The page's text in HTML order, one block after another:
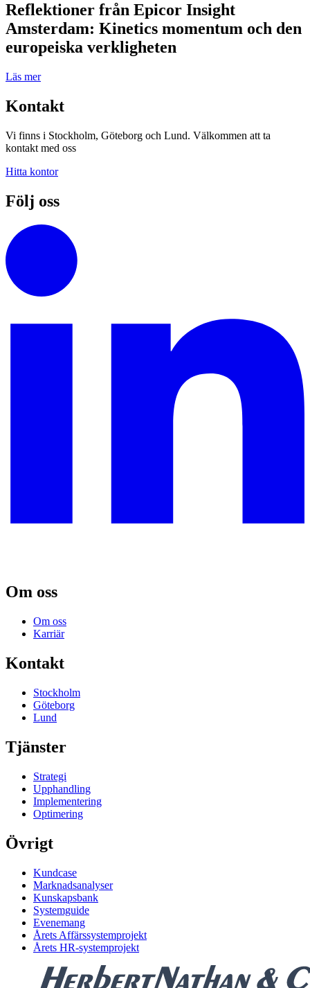
Reflektioner från Epicor Insight
Amsterdam: Kinetics momentum och den
europeiska verkligheten
Läs mer
Kontakt
Vi finns i Stockholm, Göteborg och Lund. Välkommen att ta
kontakt med oss
Hitta kontor
Följ oss
Om oss
Om oss
Karriär
Kontakt
Stockholm
Göteborg
Lund
Tjänster
Strategi
Upphandling
Implementering
Optimering
Övrigt
Kundcase
Marknadsanalyser
Kunskapsbank
Systemguide
Evenemang
Årets Affärssystemprojekt
Årets HR-systemprojekt